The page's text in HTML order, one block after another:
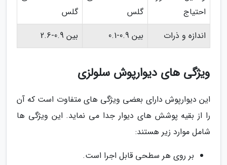
احتیاج
گلس
گلس
اندازه و ذرات
بین 0.9-0.1 بین 0.9-2.6
ویژگی های دیوارپوش سلولزی
این دیوارپوش دارای بعضی ویژگی های متفاوت است که آن
را از بقیه پوشش های دیوار جدا می نماید. این ویژگی ها
شامل موارد زیر هستند:
بر روی هر سطحی قابل اجرا است.